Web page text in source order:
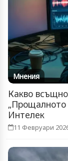
Мнения
Какво
„Прощалното
Интелек
11 Февруари